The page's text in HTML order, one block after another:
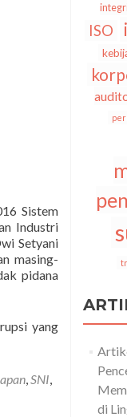
Sistem
Industri
Setyani
masing-
pidana
yang
SNI
ISO
di